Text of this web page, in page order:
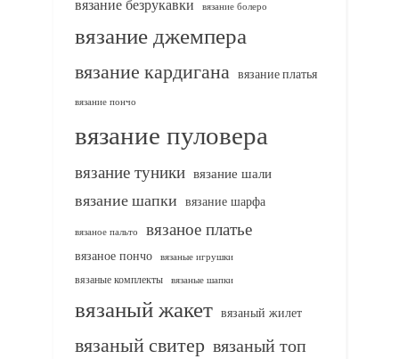
вязание безрукавки вязание болеро
вязание джемпера
вязание кардигана вязание платья
вязание пончо
вязание пуловера
вязание туники вязание шали
вязание шапки вязание шарфа
вязаное пальто вязаное платье
вязаное пончо вязаные игрушки
вязаные комплекты
вязаные шапки
вязаный жакет вязаный жилет
вязаный свитер вязаный топ